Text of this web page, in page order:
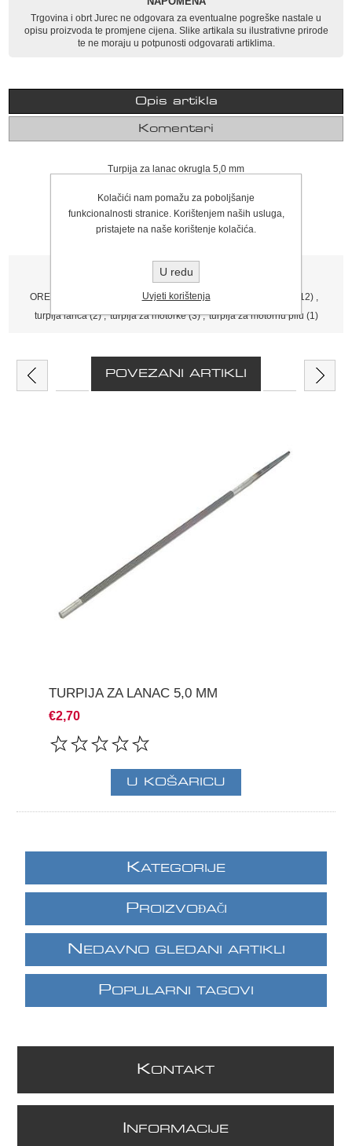
Trgovina i obrt Jurec ne odgovara za eventualne pogreške nastale u
opisu proizvoda te promjene cijena. Slike artikala su ilustrativne prirode
te ne moraju u potpunosti odgovarati artiklima.
Opis artikla
Komentari
Turpija za lanac okrugla 5,0 mm
cijena za 1 komad !
Tagovi proizvoda
OREGON ratioparts (29) , turpija (11) (12) ,
turpija lanca (2) , turpija za motorke (3) , turpija za motornu pilu (1)
POVEZANI ARTIKLI
TURPIJA ZA LANAC 5,0 MM
€2,70
KATEGORIJE
PROIZVOĐAČI
N EDAVNO GLEDANI ARTIKLI
POPULARNI TAGOVI
KONTAKT
NFORMACIJE
Kolačići nam pomažu za poboljšanje
funkcionalnosti stranice. Korištenjem naših usluga,
pristajete na naše korištenje kolačića.
U redu
Uvjeti korištenja